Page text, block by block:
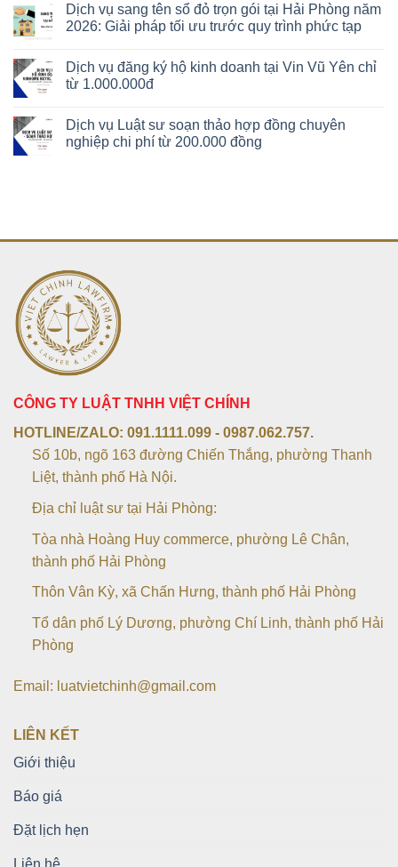
Dịch vụ sang tên sổ đỏ trọn gói tại Hải Phòng năm
2026: Giải pháp tối ưu trước quy trình phức tạp
Dịch vụ đăng ký hộ kinh doanh tại Vin Vũ Yên chỉ
từ 1.000.000đ
Dịch vụ Luật sư soạn thảo hợp đồng chuyên
nghiệp chi phí từ 200.000 đồng
CÔNG TY LUẬT TNHH VIỆT CHÍNH
HOTLINE/ZALO: 091.1111.099 - 0987.062.757.
Số 10b, ngõ 163 đường Chiến Thắng, phường Thanh
Liệt, thành phố Hà Nội.
Địa chỉ luật sư tại Hải Phòng:
Tòa nhà Hoàng Huy commerce, phường Lê Chân,
thành phố Hải Phòng
Thôn Vân Kỳ, xã Chấn Hưng, thành phố Hải Phòng
Tổ dân phố Lý Dương, phường Chí Linh, thành phố Hải
Phòng
Email: luatvietchinh@gmail.com
LIÊN KẾT
Giới thiệu
Báo giá
Đặt lịch hẹn
Liên hệ